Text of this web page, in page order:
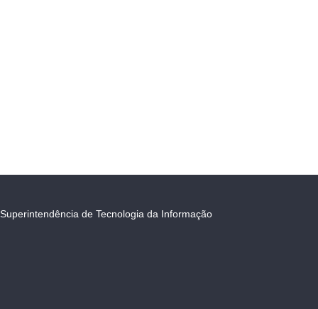
Superintendência de Tecnologia da Informação